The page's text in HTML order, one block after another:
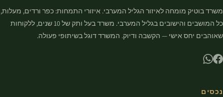
משרד בוטיק מומחה לאיזור הגליל המערבי. איזורי התמחות: כפר ורדים, מעלות,
כל המושבים והישובים בגליל המערבי. משרד בעל ותק של 10 שנים, ללקוחות
שאוהבים יחס אישי — הקשבה ודיוק. המשרד דוגל בשיתופי פעולה.
נכסים